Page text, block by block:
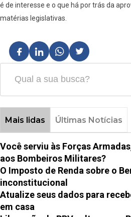
é de interesse e o que há por trás da
matérias legislativas.
Mais lidas Últimas Notícias
Você serviu às Forças
aos Bombeiros Militares?
O Imposto de Renda sobre o
inconstitucional
Atualize seus dados para
em casa